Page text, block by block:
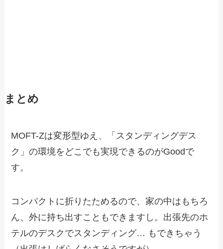
まとめ
MOFT-Zは変形型ゆえ、「スタンディングデス
ク」の環境をどこでも実現できるのがGoodで
す。
コンパクトに折りたためるので、家の中はもちろ
ん、外に持ち出すこともできますし。出張先のホ
テルのデスクでスタンディング… もできちゃう